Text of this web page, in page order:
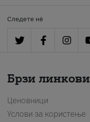
Следете нè
Брзи линкови
Ценовници
Услови за користење